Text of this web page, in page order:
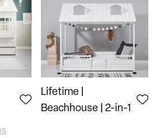
Lifetime |
Beachhouse | 2-in-1